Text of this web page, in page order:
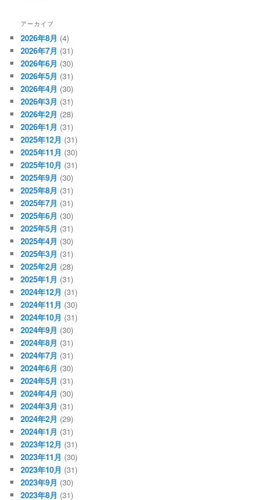
アーカイブ
2026年8月 (4)
2026年7月 (31)
2026年6月 (30)
2026年5月 (31)
2026年4月 (30)
2026年3月 (31)
2026年2月 (28)
2026年1月 (31)
2025年12月 (31)
2025年11月 (30)
2025年10月 (31)
2025年9月 (30)
2025年8月 (31)
2025年7月 (31)
2025年6月 (30)
2025年5月 (31)
2025年4月 (30)
2025年3月 (31)
2025年2月 (28)
2025年1月 (31)
2024年12月 (31)
2024年11月 (30)
2024年10月 (31)
2024年9月 (30)
2024年8月 (31)
2024年7月 (31)
2024年6月 (30)
2024年5月 (31)
2024年4月 (30)
2024年3月 (31)
2024年2月 (29)
2024年1月 (31)
2023年12月 (31)
2023年11月 (30)
2023年10月 (31)
2023年9月 (30)
2023年8月 (31)